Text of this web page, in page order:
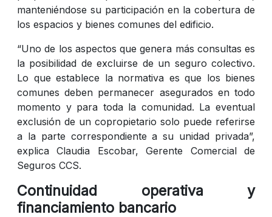
manteniéndose su participación en la cobertura de
los espacios y bienes comunes del edificio.
“Uno de los aspectos que genera más consultas es
la posibilidad de excluirse de un seguro colectivo.
Lo que establece la normativa es que los bienes
comunes deben permanecer asegurados en todo
momento y para toda la comunidad. La eventual
exclusión de un copropietario solo puede referirse
a la parte correspondiente a su unidad privada”,
explica Claudia Escobar, Gerente Comercial de
Seguros CCS.
Continuidad operativa y
financiamiento bancario